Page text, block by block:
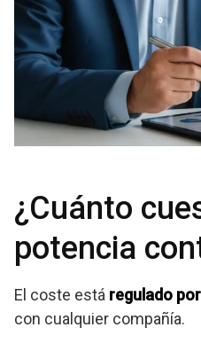
¿Cuánto
potencia
El coste está regulado
con cualquier compañía.